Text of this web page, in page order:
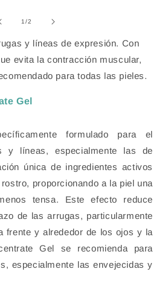
1/de
2
y líneas de expresión. Con
evita la contracción muscular,
para todas las pieles.
Gel
formulado para el
y líneas, especialmente las de
única de ingredientes activos
proporcionando a la piel una
tensa. Este efecto reduce
de las arrugas, particularmente
frente y alrededor de los ojos y la
Gel se recomienda para
especialmente las envejecidas y